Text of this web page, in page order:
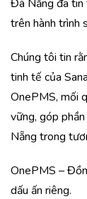
Đà Nẵng đã tin
trên hành trình
Chúng tôi tin
tinh tế của
OnePMS, mối
vững, góp
Nẵng trong
OnePMS –
dấu ấn riêng.